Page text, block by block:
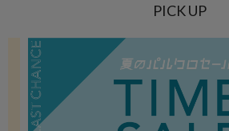
PICK UP